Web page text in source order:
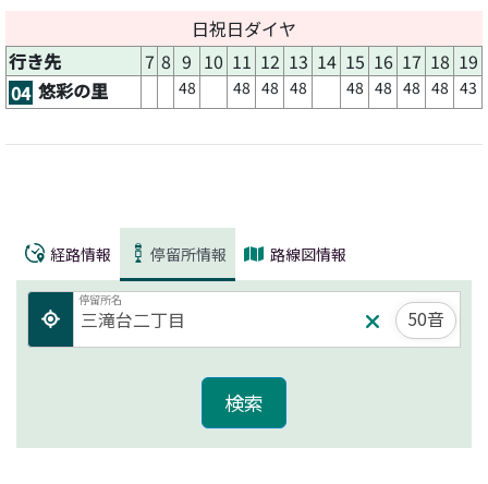
日祝日ダイヤ
行き先
7 8 9 10 11 12 13 14 15 16 17 18 19
04 悠彩の里 48 48 48 48 48 48 48 48 43
経路情報 停留所情報 路線図情報
停留所名
50音